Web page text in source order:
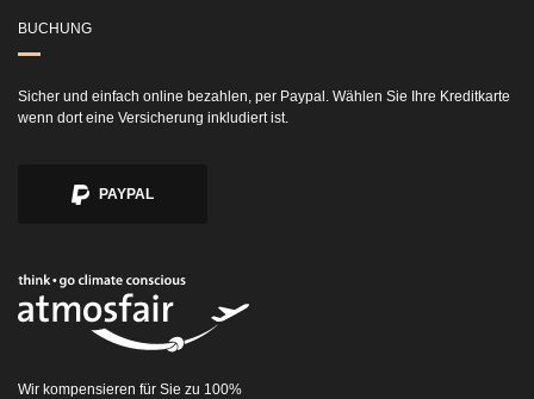
BUCHUNG
Sicher und einfach online bezahlen, per Paypal. Wählen Sie Ihre Kreditkarte
wenn dort eine Versicherung inkludiert ist.
PAYPAL
Wir kompensieren für Sie zu 100%